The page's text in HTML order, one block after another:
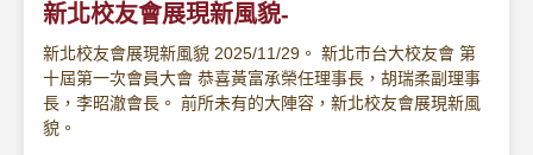
新北校友會展現新風貌-
新北校友會展現新風貌 2025/11/29。 新北巿台大校友會 第
十屆第一次會員大會 恭喜黃富承榮任理事長，胡瑞柔副理事
長，李昭澈會長。 前所未有的大陣容，新北校友會展現新風
貌。